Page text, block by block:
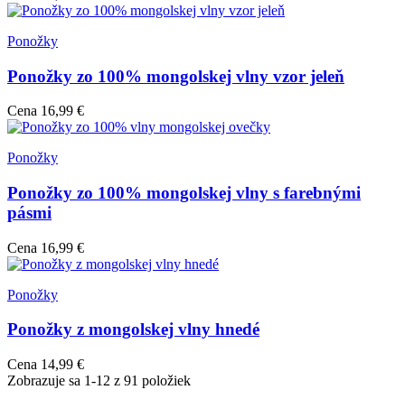
Ponožky
Ponožky zo 100% mongolskej vlny vzor jeleň
Cena 16,99 €
Ponožky
Ponožky zo 100% mongolskej vlny s farebnými
pásmi
Cena 16,99 €
Ponožky
Ponožky z mongolskej vlny hnedé
Cena 14,99 €
Zobrazuje sa 1-12 z 91 položiek